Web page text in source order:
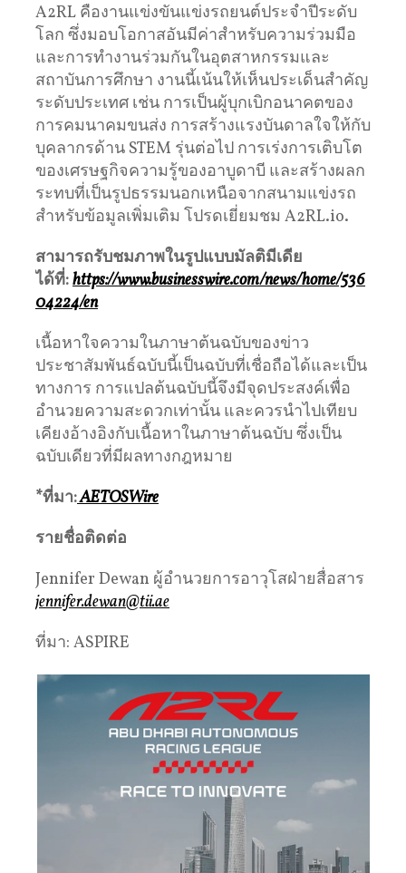
A2RL คืองานแข่งขันแข่งรถยนต์ประจำปีระดับ
โลก ซึ่งมอบโอกาสอันมีค่าสำหรับความร่วมมือ
และการทำงานร่วมกันในอุตสาหกรรมและ
สถาบันการศึกษา งานนี้เน้นให้เห็นประเด็นสำคัญ
ระดับประเทศ เช่น การเป็นผู้บุกเบิกอนาคตของ
การคมนาคมขนส่ง การสร้างแรงบันดาลใจให้กับ
บุคลากรด้าน STEM รุ่นต่อไป การเร่งการเติบโต
ของเศรษฐกิจความรู้ของอาบูดาบี และสร้างผลก
ระทบที่เป็นรูปธรรมนอกเหนือจากสนามแข่งรถ
สำหรับข้อมูลเพิ่มเติม โปรดเยี่ยมชม A2RL.io.
สามารถรับชมภาพในรูปแบบมัลติมีเดีย
ได้ที่:https://www.businesswire.com/news/home/536
04224/en
เนื้อหาใจความในภาษาต้นฉบับของข่าว
ประชาสัมพันธ์ฉบับนี้เป็นฉบับที่เชื่อถือได้และเป็น
ทางการ การแปลต้นฉบับนี้จึงมีจุดประสงค์เพื่อ
อำนวยความสะดวกเท่านั้น และควรนำไปเทียบ
เคียงอ้างอิงกับเนื้อหาในภาษาต้นฉบับ ซึ่งเป็น
ฉบับเดียวที่มีผลทางกฎหมาย
*ที่มา:AETOSWire
รายชื่อติดต่อ
Jennifer Dewan ผู้อำนวยการอาวุโสฝ่ายสื่อสาร
jennifer.dewan@tii.ae
ที่มา: ASPIRE